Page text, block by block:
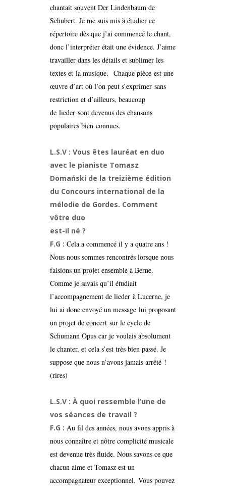
chantait souvent Der Lindenbaum de
Schubert. Je me suis mis à étudier ce
répertoire dès que j’ai commencé le chant,
donc l’interpréter était une évidence. J’aime
travailler dans les détails et sublimer les
textes et la musique. Chaque pièce est une
œuvre d’art où l’on peut s’exprimer sans
restriction et d’ailleurs, beaucoup
de lieder sont devenus des chansons
populaires bien connues.
L.S.V : Vous êtes lauréat en duo
avec le pianiste Tomasz
Domański de la treizième édition
du Concours international de la
mélodie de Gordes. Comment
vôtre duo
est-il né ?
F.G : Cela a commencé il y a quatre ans !
Nous nous sommes rencontrés lorsque nous
faisions un projet ensemble à Berne.
Comme je savais qu’il étudiait
l’accompagnement de lieder à Lucerne, je
lui ai donc envoyé un message lui proposant
un projet de concert sur le cycle de
Schumann Opus car je voulais absolument
le chanter, et cela s’est très bien passé. Je
suppose que nous n’avons jamais arrêté !
(rires)
L.S.V : À quoi ressemble l’une de
vos séances de travail ?
F.G : Au fil des années, nous avons appris à
nous connaître et nôtre complicité musicale
est devenue très fluide. Nous savons ce que
chacun aime et Tomasz est un
accompagnateur exceptionnel. Vous pouvez